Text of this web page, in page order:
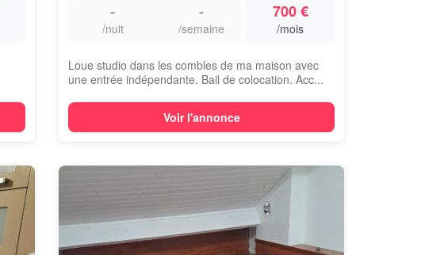
-
/nuit
-
/semaine
700 €
/mois
Loue studio dans les combles de ma maison avec
une entrée indépendante. Bail de colocation. Acc...
Voir l'annonce